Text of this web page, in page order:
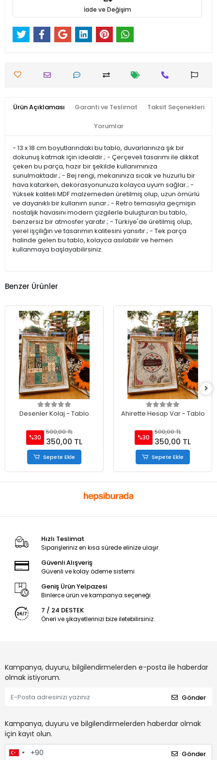
İade ve Değişim
Ürün Açıklaması Garanti ve Teslimat Taksit Seçenekleri
Yorumlar
- 13 x 18 cm boyutlarındaki bu tablo, duvarlarınıza şık bir
dokunuş katmak için idealdir.; - Çerçeveli tasarımı ile dikkat
çeken bu parça, hazır bir şekilde kullanımınıza
sunulmaktadır.; - Bej rengi, mekanınıza sıcak ve huzurlu bir
hava katarken, dekorasyonunuza kolayca uyum sağlar.; -
Yüksek kaliteli MDF malzemeden üretilmiş olup, uzun ömürlü
ve dayanıklı bir kullanım sunar.; - Retro temasıyla geçmişin
nostaljik havasını modern çizgilerle buluşturan bu tablo,
benzersiz bir atmosfer yaratır.; - Türkiye'de üretilmiş olup,
yerel işçiliğin ve tasarımın kalitesini yansıtır.; - Tek parça
halinde gelen bu tablo, kolayca asılabilir ve hemen
kullanmaya başlayabilirsiniz.
Benzer Ürünler
Desenler Kolaj - Tablo
%30
500,00 TL
350,00 TL
Sepete Ekle
Ahirette Hesap Var - Tablo
%30
500,00 TL
350,00 TL
Sepete Ekle
Hızlı Teslimat
Siparişleriniz en kısa sürede elinize ulaşır.
Güvenli Alışveriş
Güvenli ve kolay ödeme sistemi
Geniş Ürün Yelpazesi
Binlerce ürün ve kampanya seçeneği
7 / 24 DESTEK
Öneri ve şikayetlerinizi bize iletebilirsiniz.
Kampanya, duyuru, bilgilendirmelerden e-posta ile haberdar
olmak istiyorum.
Gönder
Kampanya, duyuru ve bilgilendirmelerden haberdar olmak
için kayıt olun.
Gönder